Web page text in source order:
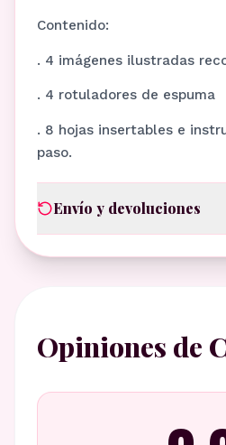
Contenido:
. 4 imágenes ilustradas
. 4 rotuladores de espuma
. 8 hojas insertables e
paso.
Envío y devoluciones
Opiniones de